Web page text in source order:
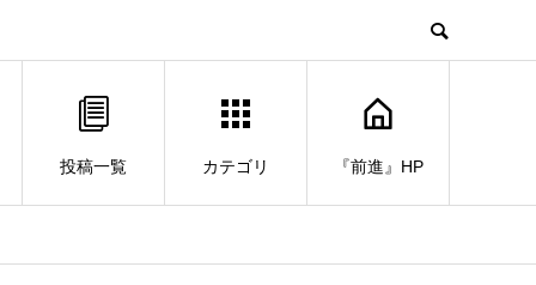
投稿一覧 カテゴリ 『前進』HP